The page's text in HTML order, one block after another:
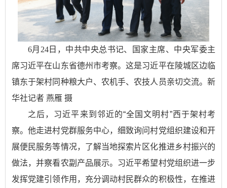
6月24日，中共中央总书记、国家主席、中央军委主
席习近平在山东省德州市考察。这是习近平在陵城区边临
镇东于架村同种粮大户、农机手、农技人员亲切交流。新
华社记者 燕雁 摄
之后，习近平来到邻近的“全国文明村”西于架村考
察。他走进村党群服务中心，细致询问村党组织建设和开
展便民服务等情况，了解当地探索片区化推进乡村振兴的
做法，并察看农副产品展示。习近平希望村党组织进一步
发挥党建引领作用，充分调动村民群众的积极性，在推进